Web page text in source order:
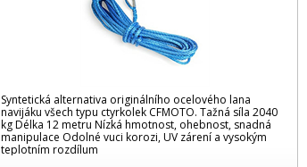
Syntetická alternativa originálního ocelového lana
navijáku všech typu ctyrkolek CFMOTO. Tažná síla 2040
kg Délka 12 metru Nízká hmotnost, ohebnost, snadná
manipulace Odolné vuci korozi, UV zárení a vysokým
teplotním rozdílum